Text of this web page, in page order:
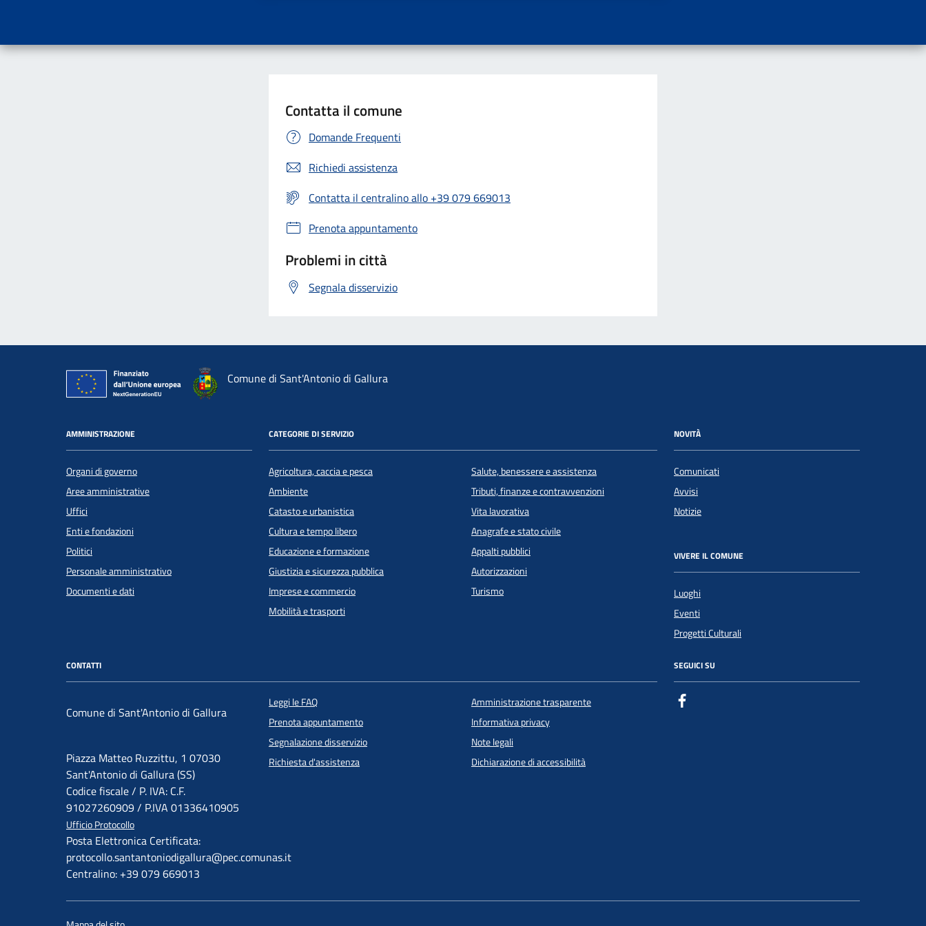
Contatta il comune
Domande Frequenti
Richiedi assistenza
Contatta il centralino allo +39 079 669013
Prenota appuntamento
Problemi in città
Segnala disservizio
Comune di Sant'Antonio di Gallura
AMMINISTRAZIONE
Organi di governo
Aree amministrative
Uffici
Enti e fondazioni
Politici
Personale amministrativo
Documenti e dati
CATEGORIE DI SERVIZIO
Agricoltura, caccia e pesca
Ambiente
Catasto e urbanistica
Cultura e tempo libero
Educazione e formazione
Giustizia e sicurezza pubblica
Imprese e commercio
Mobilità e trasporti
Salute, benessere e assistenza
Tributi, finanze e contravvenzioni
Vita lavorativa
Anagrafe e stato civile
Appalti pubblici
Autorizzazioni
Turismo
NOVITÀ
Comunicati
Avvisi
Notizie
VIVERE IL COMUNE
Luoghi
Eventi
Progetti Culturali
CONTATTI
Comune di Sant'Antonio di Gallura
Piazza Matteo Ruzzittu, 1 07030
Sant'Antonio di Gallura (SS)
Codice fiscale / P. IVA: C.F.
91027260909 / P.IVA 01336410905
Ufficio Protocollo
Posta Elettronica Certificata:
protocollo.santantoniodigallura@pec.comunas.it
Centralino: +39 079 669013
Leggi le FAQ
Prenota appuntamento
Segnalazione disservizio
Richiesta d'assistenza
Amministrazione trasparente
Informativa privacy
Note legali
Dichiarazione di accessibilità
SEGUICI SU